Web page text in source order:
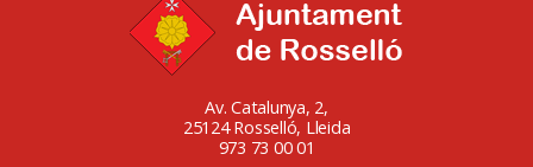
Av. Catalunya, 2,
25124 Rosselló, Lleida
973 73 00 01